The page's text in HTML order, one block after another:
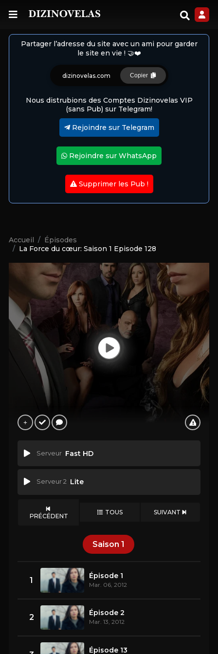
Partager l’adresse du site avec un ami pour garder
le site en vie ! 🤝❤️
dizinovelas.com Copier
Nous distrubions des Comptes Dizinovelas VIP
(sans Pub) sur Telegram!
Rejoindre sur Telegram
Rejoindre sur WhatsApp
Supprimer les Pub !
Accueil
Épisodes
La Force du cœur: Saison 1 Episode 128
Serveur Fast HD
Serveur 2 Lite
PRÉCÉDENT TOUS SUIVANT
Saison 1
1 Épisode 1
Mar. 06, 2012
2 Épisode 2
Mar. 13, 2012
Épisode 13